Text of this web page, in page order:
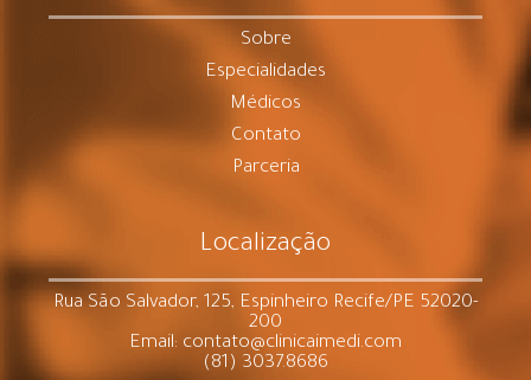
Sobre
Especialidades
Médicos
Contato
Parceria
Localização
Rua São Salvador, 125, Espinheiro Recife/PE 52020-
200
Email: contato@clinicaimedi.com
(81) 3037.8686